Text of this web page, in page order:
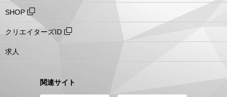
SHOP
クリエイターズID
求人
関連サイト